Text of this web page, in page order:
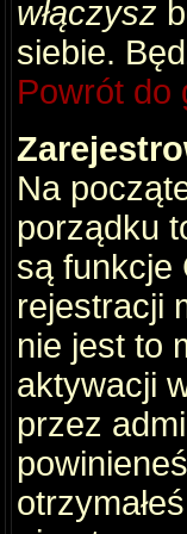
włączysz
siebie.
Powrót do
Na
porządku
są funkcje
rejestracji
nie jest to
aktywacji
przez